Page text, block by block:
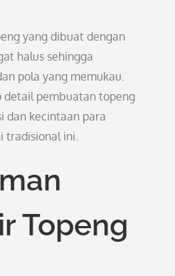
yang dibuat dengan
halus sehingga
pola yang memukau.
detail pembuatan topeng
dan kecintaan para
tradisional ini.
Topeng